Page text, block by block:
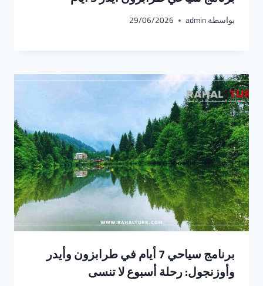
بواسطةadmin
29/06/2026
برنامج سياحي 7 أيام في طرابزون وأيدر
وأوزنجول: رحلة أسبوع لا تنسى